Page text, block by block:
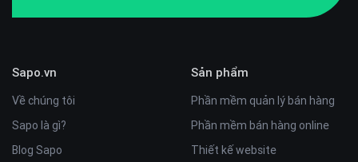
Sapo.vn
Về chúng tôi
Sapo là gì?
Blog Sapo
Sản phẩm
Phần mềm quản lý bán hàng
Phần mềm bán hàng online
Thiết kế website